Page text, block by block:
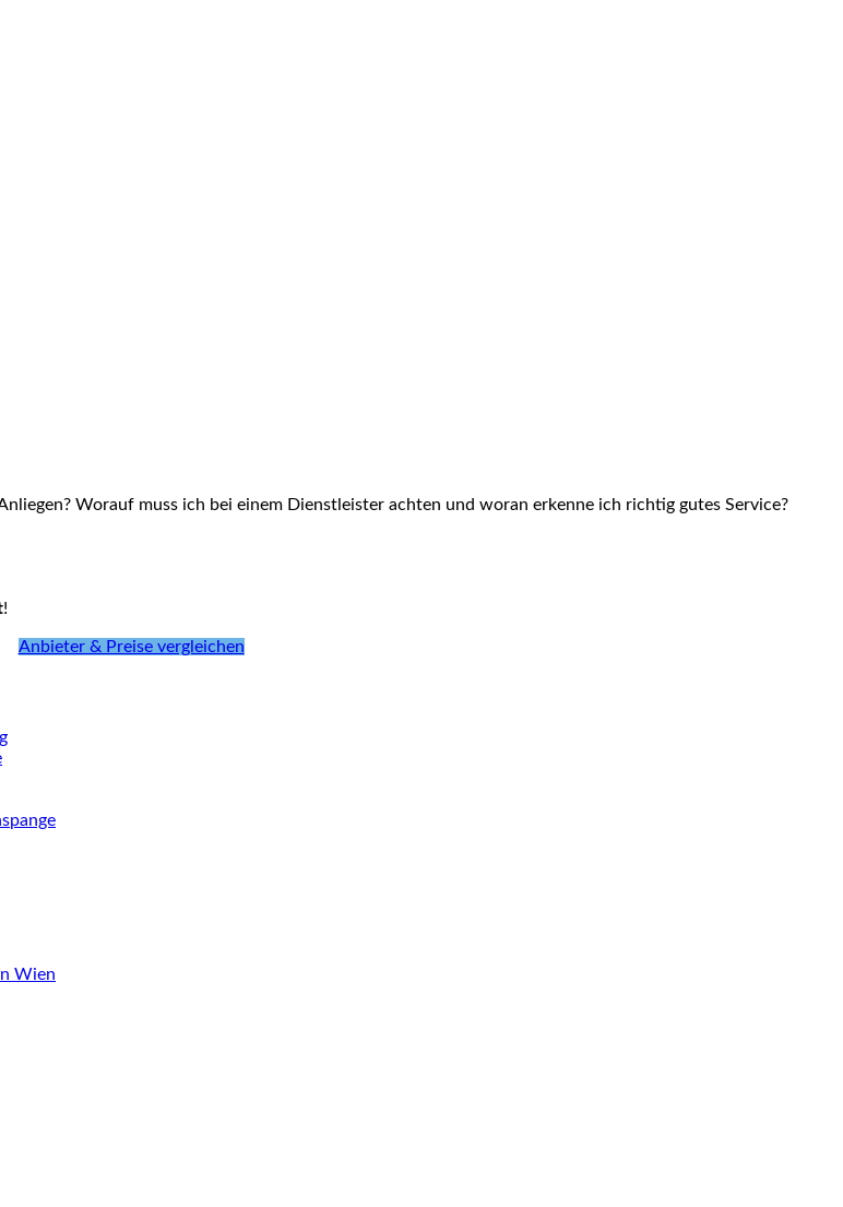
Worauf muss ich bei einem Dienstleister achten und woran erkenne ich richtig gutes Service?
!
Anbieter & Preise vergleichen
Wien